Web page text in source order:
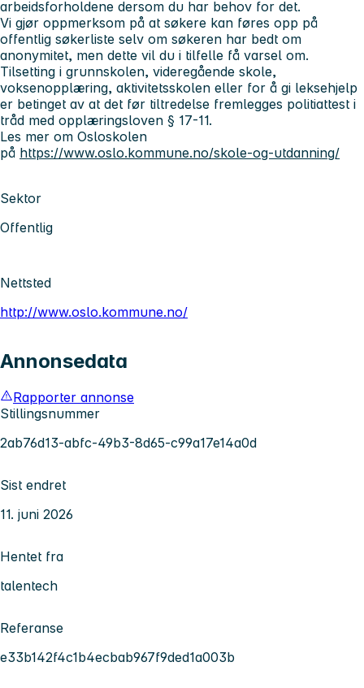
arbeidsforholdene dersom du har behov for det.
Vi gjør oppmerksom på at søkere kan føres opp på
offentlig søkerliste selv om søkeren har bedt om
anonymitet, men dette vil du i tilfelle få varsel om.
Tilsetting i grunnskolen, videregående skole,
voksenopplæring, aktivitetsskolen eller for å gi leksehjelp
er betinget av at det før tiltredelse fremlegges politiattest i
tråd med opplæringsloven § 17-11.
Les mer om Osloskolen
på https://www.oslo.kommune.no/skole-og-utdanning/
Sektor
Offentlig
Nettsted
http://www.oslo.kommune.no/
Annonsedata
Rapporter annonse
Stillingsnummer
2ab76d13-abfc-49b3-8d65-c99a17e14a0d
Sist endret
11. juni 2026
Hentet fra
talentech
Referanse
e33b142f4c1b4ecbab967f9ded1a003b